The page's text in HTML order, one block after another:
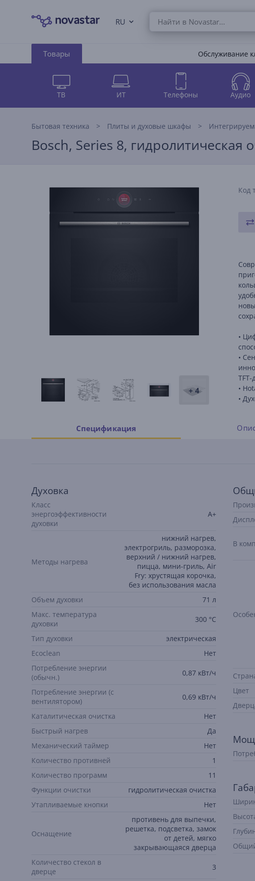
RU
Товары Обслуживание
ТВ ИТ Телефоны Аудио
Бытовая техника Плиты и духовые шкафы
Bosch, Series 8,
+ 4
Код
•
•
•
•
Спецификация
Духовка
Класс
энергоэффективности
духовки
A+
Методы нагрева
нижний нагрев,
электрогриль, pазморозка,
верхний / нижний нагрев,
пицца, мини-гриль, Air
Fry: хрустящая корочка,
без использования масла
Объем духовки
71 л
Макс. температура
духовки
300 °C
Тип духовки
электрическая
Ecoclean
Нет
Потребление энергии
(обычн.)
0,87 кВт/ч
Потребление энергии (с
вентилятором)
0,69 кВт/ч
Каталитическая очистка
Нет
Быстрый нагрев
Да
Механический таймер
Нет
Количество противней
1
Количество программ
11
Функции очистки
гидролитическая очистка
Утапливаемые кнопки
Нет
Оснащение
противень для выпечки,
решетка, подсветка, замок
от детей, мягко
закрывающаяся дверца
Количество стекол в
дверце
3
В
Цвет